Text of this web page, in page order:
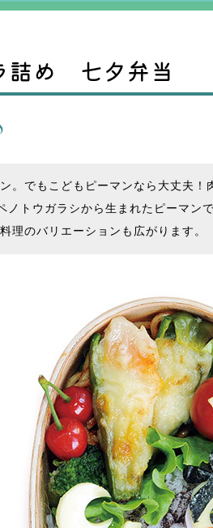
詰め 七夕弁当
。でもこどもピーマンなら大丈夫
ノトウガラシから生まれたピーマン
理のバリエーションも広がります。